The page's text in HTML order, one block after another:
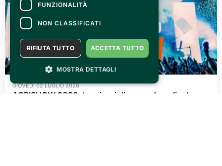
GIOVEDÌ 02 LUGLIO 2026
AGRISHOW 2026: tre giorni di pura adrenalina!
FUNZIONALITÀ
NON CLASSIFICATI
ACCETTA TUTTO
RIFIUTA TUTTO
MOSTRA DETTAGLI